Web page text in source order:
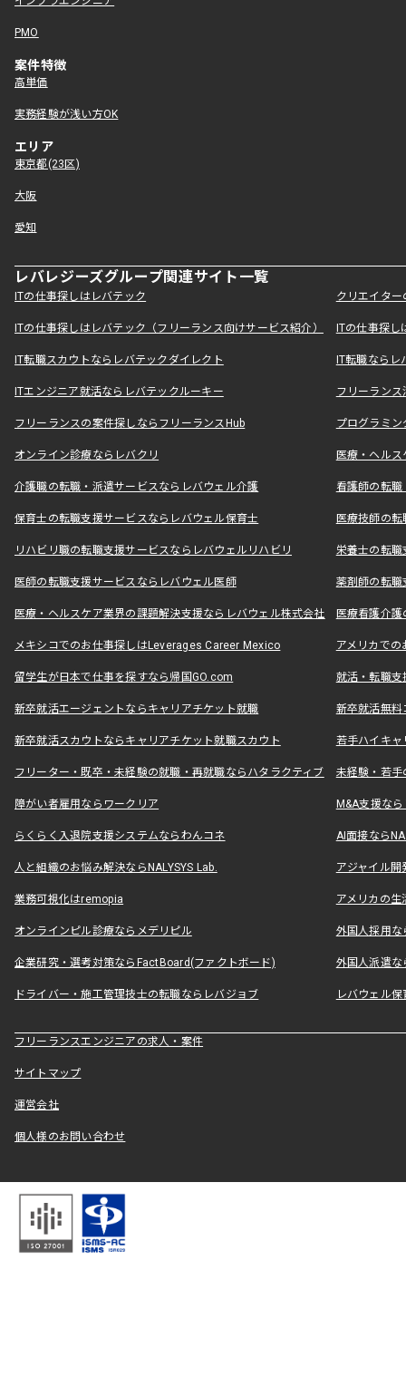
PMO
案件特徴
高単価
実務経験が浅い方OK
エリア
東京都(23区)
大阪
愛知
レバレジーズグループ関連サイト一覧
ITの仕事探しはレバテック クリエイタ
ITの仕事探しはレバテック（フリーランス向けサービス紹介） ITの仕事探
IT転職スカウトならレバテックダイレクト IT転職なら
ITエンジニア就活ならレバテックルーキー フリーラン
フリーランスの案件探しならフリーランスHub プログラミ
オンライン診療ならレバクリ 医療・ヘル
介護職の転職・派遣サービスならレバウェル介護 看護師の転
保育士の転職支援サービスならレバウェル保育士 医療技師の
リハビリ職の転職支援サービスならレバウェルリハビリ 栄養士の転
医師の転職支援サービスならレバウェル医師 薬剤師の転
医療・ヘルスケア業界の課題解決支援ならレバウェル株式会社 医療看護介
メキシコでのお仕事探しはLeverages Career Mexico アメリカで
留学生が日本で仕事を探すなら帰国GO.com 就活・転職
新卒就活エージェントならキャリアチケット就職 新卒就活無料
新卒就活スカウトならキャリアチケット就職スカウト 若手ハイキ
フリーター・既卒・未経験の就職・再就職ならハタラクティブ 未経験・若手
障がい者雇用ならワークリア M&A支援な
らくらく入退院支援システムならわんコネ AI面接なら
人と組織のお悩み解決ならNALYSYS Lab. アジャイル
業務可視化はremopia アメリカの
オンラインピル診療ならメデリピル 外国人採用
企業研究・選考対策ならFactBoard(ファクトボード) 外国人派遣な
ドライバー・施工管理技士の転職ならレバジョブ レバウェル
フリーランスエンジニアの求人・案件
サイトマップ
運営会社
個人様のお問い合わせ